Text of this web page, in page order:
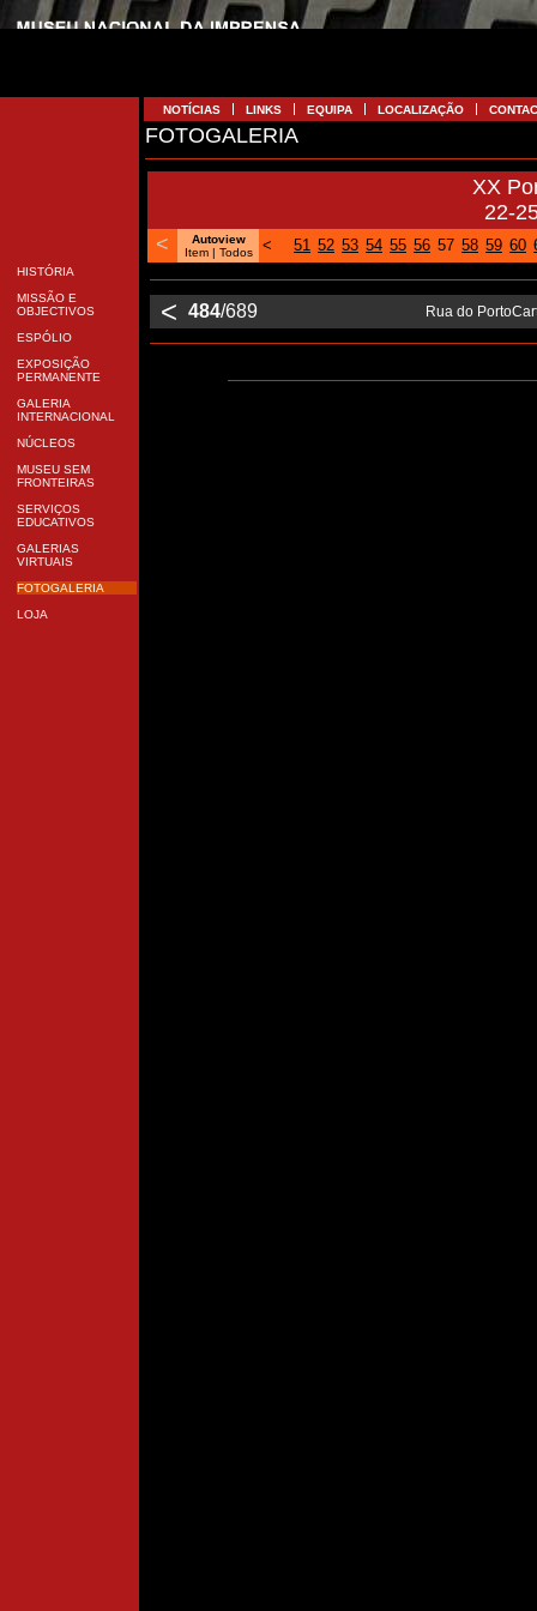
HISTÓRIA
MISSÃO E
OBJECTIVOS
ESPÓLIO
EXPOSIÇÃO
PERMANENTE
GALERIA
INTERNACIONAL
NÚCLEOS
MUSEU SEM
FRONTEIRAS
SERVIÇOS
EDUCATIVOS
GALERIAS
VIRTUAIS
FOTOGALERIA
LOJA
NOTÍCIAS LINKS EQUIPA LOCALIZAÇÃO
FOTOGALERIA
XX
22-
<
Autoview
Item| Todos < 51 52 53 54 55 56 57 58 59 60
< 484/689 Rua do